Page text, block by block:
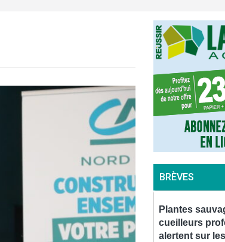
BRÈVES
Canicule : la Conf’ veut
« réorienter » l’aide aux engrais
vers une aide forfaitaire
Plantes
cueilleurs
alertent sur